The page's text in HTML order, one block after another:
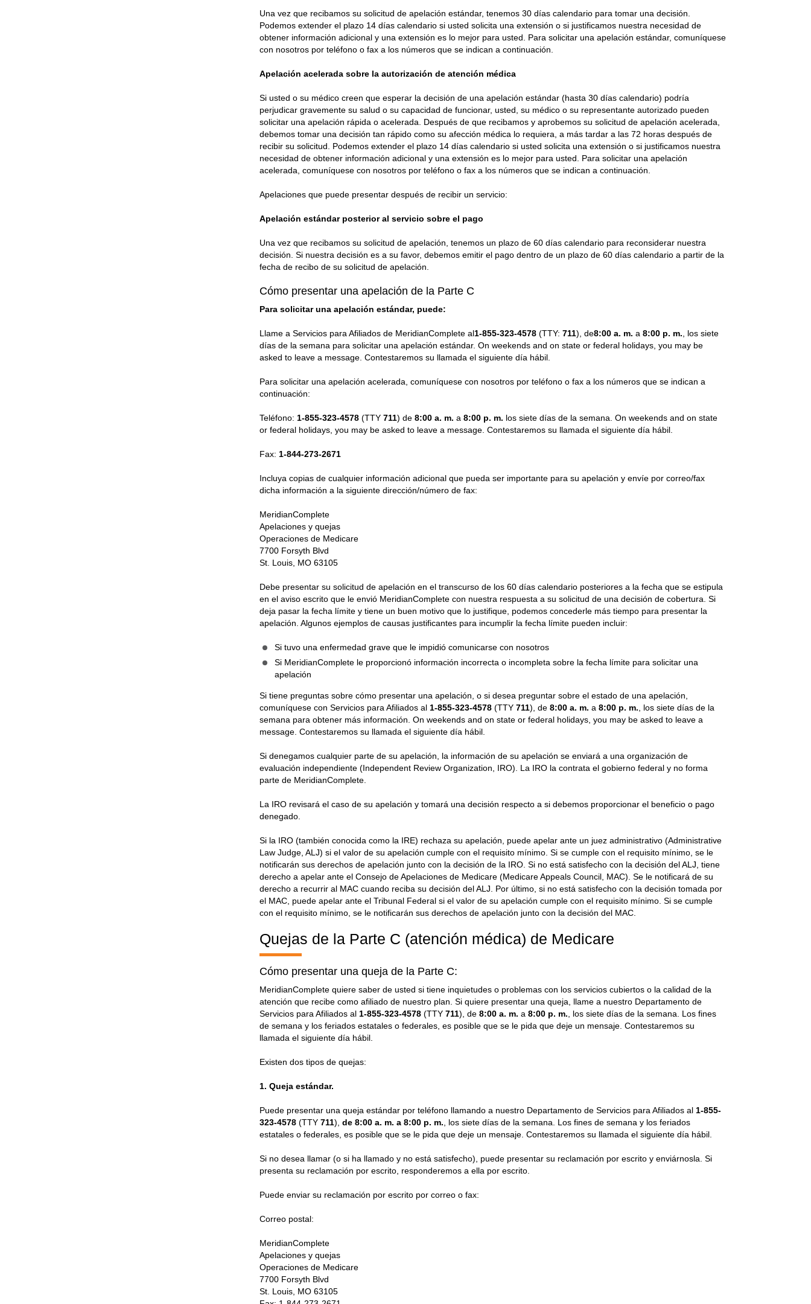
Una vez que recibamos su solicitud de apelación estándar, tenemos 30 días calendario para tomar una decisión.
Podemos extender el plazo 14 días calendario si usted solicita una extensión o si justificamos nuestra necesidad de
obtener información adicional y una extensión es lo mejor para usted. Para solicitar una apelación estándar, comuníquese
con nosotros por teléfono o fax a los números que se indican a continuación.
Apelación acelerada sobre la autorización de atención médica
Si usted o su médico creen que esperar la decisión de una apelación estándar (hasta 30 días calendario) podría
perjudicar gravemente su salud o su capacidad de funcionar, usted, su médico o su representante autorizado pueden
solicitar una apelación rápida o acelerada. Después de que recibamos y aprobemos su solicitud de apelación acelerada,
debemos tomar una decisión tan rápido como su afección médica lo requiera, a más tardar a las 72 horas después de
recibir su solicitud. Podemos extender el plazo 14 días calendario si usted solicita una extensión o si justificamos nuestra
necesidad de obtener información adicional y una extensión es lo mejor para usted. Para solicitar una apelación
acelerada, comuníquese con nosotros por teléfono o fax a los números que se indican a continuación.
Apelaciones que puede presentar después de recibir un servicio:
Apelación estándar posterior al servicio sobre el pago
Una vez que recibamos su solicitud de apelación, tenemos un plazo de 60 días calendario para reconsiderar nuestra
decisión. Si nuestra decisión es a su favor, debemos emitir el pago dentro de un plazo de 60 días calendario a partir de la
fecha de recibo de su solicitud de apelación.
Cómo presentar una apelación de la Parte C
Para solicitar una apelación estándar, puede:
Llame a Servicios para Afiliados de MeridianComplete al1-855-323-4578 (TTY:711), de8:00 a. m. a8:00 p. m. , los siete
días de la semana para solicitar una apelación estándar. On weekends and on state or federal holidays, you may be
asked to leave a message. Contestaremos su llamada el siguiente día hábil.
Para solicitar una apelación acelerada, comuníquese con nosotros por teléfono o fax a los números que se indican a
continuación:
Teléfono: 1-855-323-4578(TTY 711) de8:00 a. m. a8:00 p. m. los siete días de la semana. On weekends and on state
or federal holidays, you may be asked to leave a message. Contestaremos su llamada el siguiente día hábil.
Fax: 1-844-273-2671
Incluya copias de cualquier información adicional que pueda ser importante para su apelación y envíe por correo/fax
dicha información a la siguiente dirección/número de fax:
MeridianComplete
Apelaciones y quejas
Operaciones de Medicare
7700 Forsyth Blvd
St. Louis, MO 63105
Debe presentar su solicitud de apelación en el transcurso de los 60 días calendario posteriores a la fecha que se estipula
en el aviso escrito que le envió MeridianComplete con nuestra respuesta a su solicitud de una decisión de cobertura. Si
deja pasar la fecha límite y tiene un buen motivo que lo justifique, podemos concederle más tiempo para presentar la
apelación. Algunos ejemplos de causas justificantes para incumplir la fecha límite pueden incluir:
Si tuvo una enfermedad grave que le impidió comunicarse con nosotros
Si MeridianComplete le proporcionó información incorrecta o incompleta sobre la fecha límite para solicitar una
apelación
Si tiene preguntas sobre cómo presentar una apelación, o si desea preguntar sobre el estado de una apelación,
comuníquese con Servicios para Afiliados al 1-855-323-4578 (TTY711), de8:00 a. m. a8:00 p. m. , los siete días de la
semana para obtener más información. On weekends and on state or federal holidays, you may be asked to leave a
message. Contestaremos su llamada el siguiente día hábil.
Si denegamos cualquier parte de su apelación, la información de su apelación se enviará a una organización de
evaluación independiente (Independent Review Organization, IRO). La IRO la contrata el gobierno federal y no forma
parte de MeridianComplete.
La IRO revisará el caso de su apelación y tomará una decisión respecto a si debemos proporcionar el beneficio o pago
denegado.
Si la IRO (también conocida como la IRE) rechaza su apelación, puede apelar ante un juez administrativo (Administrative
Law Judge, ALJ) si el valor de su apelación cumple con el requisito mínimo. Si se cumple con el requisito mínimo, se le
notificarán sus derechos de apelación junto con la decisión de la IRO. Si no está satisfecho con la decisión del ALJ, tiene
derecho a apelar ante el Consejo de Apelaciones de Medicare (Medicare Appeals Council, MAC). Se le notificará de su
derecho a recurrir al MAC cuando reciba su decisión del ALJ. Por último, si no está satisfecho con la decisión tomada por
el MAC, puede apelar ante el Tribunal Federal si el valor de su apelación cumple con el requisito mínimo. Si se cumple
con el requisito mínimo, se le notificarán sus derechos de apelación junto con la decisión del MAC.
Quejas de la Parte C (atención médica) de Medicare
Cómo presentar una queja de la Parte C:
MeridianComplete quiere saber de usted si tiene inquietudes o problemas con los servicios cubiertos o la calidad de la
atención que recibe como afiliado de nuestro plan. Si quiere presentar una queja, llame a nuestro Departamento de
Servicios para Afiliados al 1-855-323-4578 (TTY 711), de8:00 a. m. a8:00 p. m. , los siete días de la semana. Los fines
de semana y los feriados estatales o federales, es posible que se le pida que deje un mensaje. Contestaremos su
llamada el siguiente día hábil.
Existen dos tipos de quejas:
1. Queja estándar.
Puede presentar una queja estándar por teléfono llamando a nuestro Departamento de Servicios para Afiliados al 1-855-
323-4578 (TTY711), de 8:00 a. m. a 8:00 p. m. , los siete días de la semana.
Los fines de semana y los feriados
estatales o federales, es posible que se le pida que deje un mensaje. Contestaremos su llamada el siguiente día hábil.
Si no desea llamar (o si ha llamado y no está satisfecho), puede presentar su reclamación por escrito y enviárnosla. Si
presenta su reclamación por escrito, responderemos a ella por escrito.
Puede enviar su reclamación por escrito por correo o fax:
Correo postal:
MeridianComplete
Apelaciones y quejas
Operaciones de Medicare
7700 Forsyth Blvd
St. Louis, MO 63105